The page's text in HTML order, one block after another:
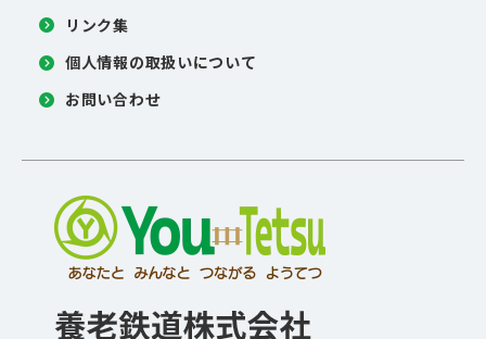
リンク集
個人情報の取扱いについて
お問い合わせ